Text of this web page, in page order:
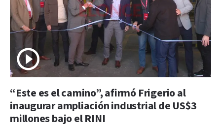
“Este es el camino”, afirmó Frigerio al
inaugurar ampliación industrial de US$3
millones bajo el RINI